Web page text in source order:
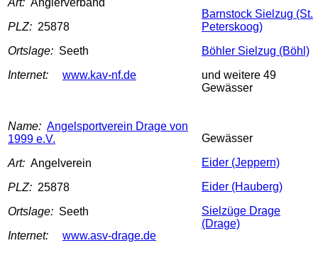
Art: Anglerverband
PLZ: 25878
Ortslage: Seeth
Internet:
www.kav-nf.de
Barnstock Sielzug (St.
Peterskoog)
Böhler Sielzug (Böhl)
und weitere 49
Gewässer
Name: Angelsportverein Drage von
1999 e.V.
Art: Angelverein
PLZ: 25878
Ortslage: Seeth
Internet:
www.asv-drage.de
Gewässer
Eider (Jeppern)
Eider (Hauberg)
Sielzüge Drage
(Drage)